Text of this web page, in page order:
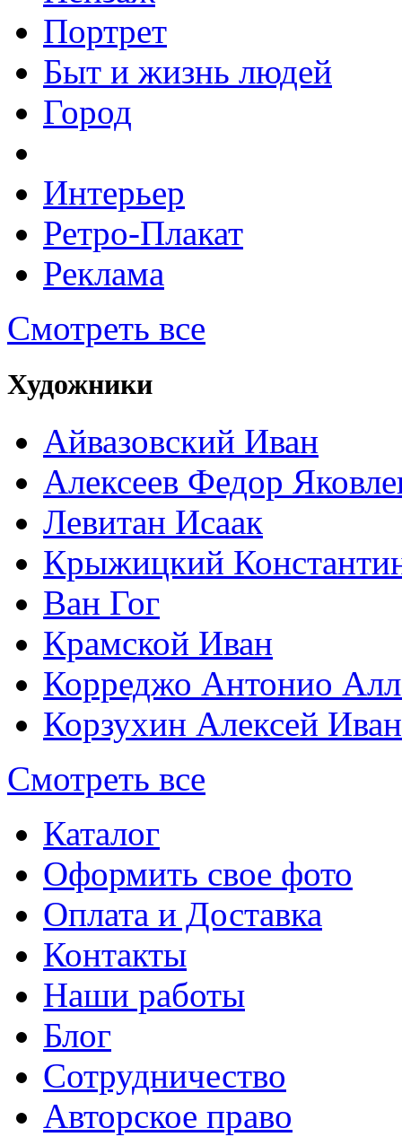
Портрет
Быт и жизнь людей
Город
Интерьер
Ретро-Плакат
Реклама
Смотреть все
Художники
Айвазовский Иван
Алексеев Федор
Левитан Исаак
Крыжицкий
Ван Гог
Крамской Иван
Корреджо Антонио
Корзухин Алексей
Смотреть все
Каталог
Оформить свое фото
Оплата и Доставка
Контакты
Наши работы
Блог
Сотрудничество
Авторское право